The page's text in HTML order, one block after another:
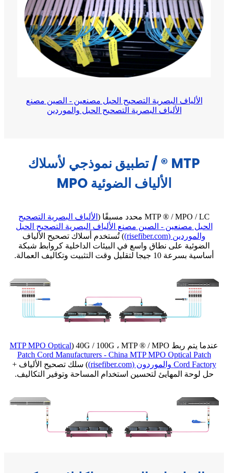
الألياف البصرية التصحيح الحبل مصنعين - الصين مصنع
الألياف البصرية التصحيح الحبل والموردين
MTP ® / تطبيق نموذجي لأسلاك
الألياف الضوئية MPO
MTP ® / MPO / LC محدد مسبقًا (
الألياف البصرية التصحيح
الحبل مصنعين - الصين مصنع الألياف البصرية التصحيح الحبل
والموردين (risefiber.com)
) تُستخدم أسلاك تصحيح الألياف
الضوئية على نطاق واسع في البيئات الداخلية كروابط شبكة
أساسية بسرعة 10 جيجا لتقليل وقت التثبيت وتكاليف العمالة.
عندما يتم ربط 40G / 100G ، MTP ® / MPO (
MTP MPO Optical
Patch Cord Manufacturers - China MTP MPO Optical Patch
Cord Factory والموردون (risefiber.com)
) سلك تصحيح الألياف +
حل لوحة المهايئ لتحسين استخدام المساحة وتوفير التكاليف.